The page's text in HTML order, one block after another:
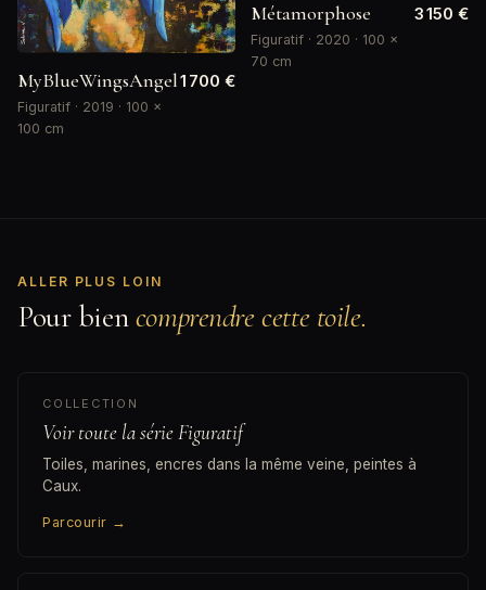
MyBlueWingsAngel
Figuratif · 2019 · 100 ×
100 cm
1 700 €
Métamorphose
Figuratif · 2020 · 100 ×
70 cm
3 150 €
ALLER PLUS LOIN
Pour biencomprendre cette toile.
COLLECTION
Voir toute la série Figuratif
Toiles, marines, encres dans la même veine, peintes à
Caux.
Parcourir →